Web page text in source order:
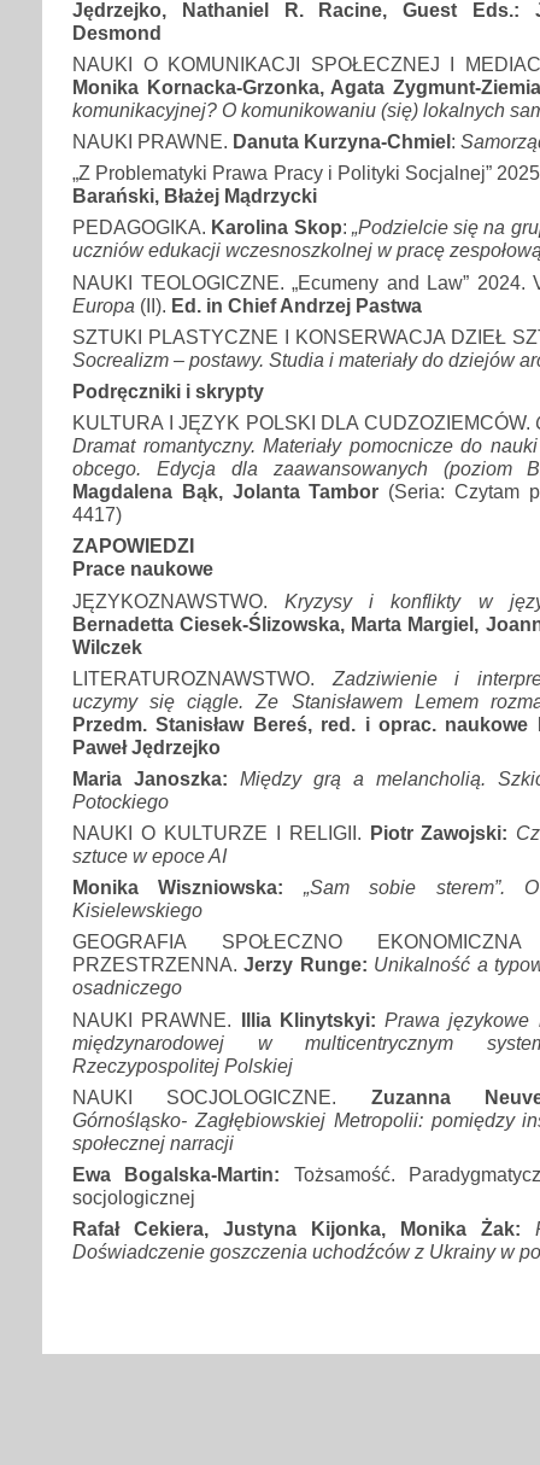
Jędrzejko, Nathaniel R. Racine, Guest Eds.:
Desmond
NAUKI O KOMUNIKACJI SPOŁECZNEJ I
Monika Kornacka-Grzonka, Agata Zygmunt-
komunikacyjnej? O komunikowaniu (się) lokalnych
NAUKI PRAWNE. Danuta Kurzyna-Chmiel:
„Z Problematyki Prawa Pracy i Polityki Socjalnej”
Barański, Błażej Mądrzycki
PEDAGOGIKA. Karolina Skop: „Podzielcie się na
uczniów edukacji wczesnoszkolnej w pracę
NAUKI TEOLOGICZNE. „Ecumeny and Law”
Europa (II). Ed. in Chief Andrzej Pastwa
SZTUKI PLASTYCZNE I KONSERWACJA DZIEŁ
Socrealizm – postawy. Studia i materiały do dziejów
Podręczniki i skrypty
KULTURA I JĘZYK POLSKI DLA CUDZOZIEMCÓW.
Dramat romantyczny. Materiały pomocnicze do
obcego. Edycja dla zaawansowanych
(poziom
Magdalena Bąk, Jolanta Tambor (Seria: Czytam
4417)
ZAPOWIEDZI
Prace naukowe
JĘZYKOZNAWSTWO.
Kryzysy i konflikty w
Bernadetta Ciesek-Ślizowska, Marta Margiel,
Wilczek
LITERATUROZNAWSTWO. Zadziwienie i
uczymy się ciągle. Ze Stanisławem Lemem
Przedm. Stanisław Bereś, red. i oprac.
Paweł Jędrzejko
Maria Janoszka:
Między grą a melancholią.
Potockiego
NAUKI O KULTURZE I RELIGII. Piotr Zawojski:
sztuce w epoce AI
Monika Wiszniowska: „Sam sobie sterem”.
Kisielewskiego
GEOGRAFIA SPOŁECZNO
PRZESTRZENNA.Jerzy Runge: Unikalność a
osadniczego
NAUKI PRAWNE. Illia Klinytskyi: Prawa językowe
międzynarodowej w multicentrycznym
Rzeczypospolitej Polskiej
NAUKI SOCJOLOGICZNE. Zuzanna
Górnośląsko- Zagłębiowskiej Metropolii: pomiędzy
społecznej narracji
Ewa Bogalska-Martin: Tożsamość.
socjologicznej
Rafał Cekiera, Justyna Kijonka, Monika Żak:
Doświadczenie goszczenia uchodźców z Ukrainy w